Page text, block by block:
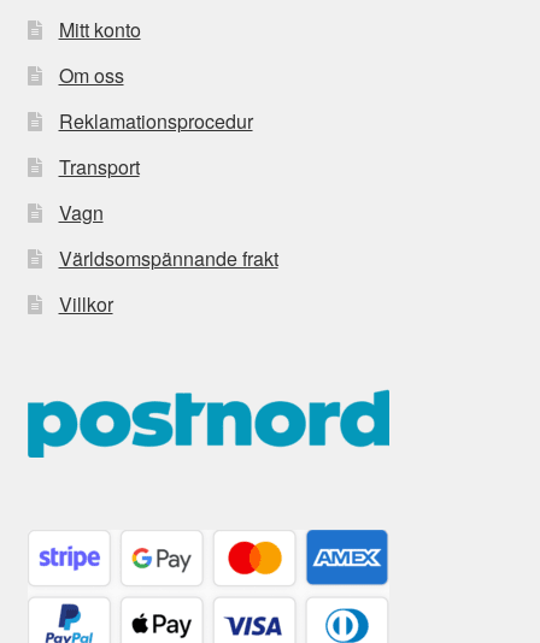
Mitt konto
Om oss
Reklamationsprocedur
Transport
Vagn
Världsomspännande frakt
Villkor